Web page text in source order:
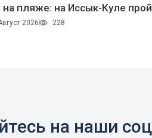
на пляже: на Иссык-Куле
2026 228
на наши